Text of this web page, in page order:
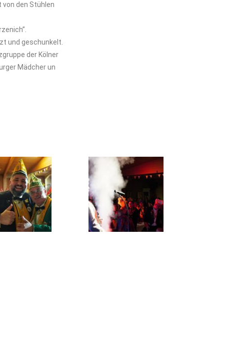
den Stühlen
und geschunkelt.
der Kölner
Mädcher un